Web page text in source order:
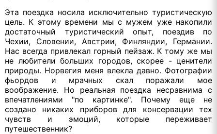
Эта поездка носила исключительно туристическую
цель. К этому времени мы с мужем уже накопили
достаточный туристический опыт, поездив по
Чехии, Словении, Австрии, Финляндии, Германии.
Нас всегда привлекал горный пейзаж. К тому же мы
не любители больших городов, скорее - ценители
природы. Норвегия меня влекла давно. Фотографии
фьордов и мрачных скал поражали мое
воображение. Но реальная поездка несравнима с
впечатлениями "по картинке". Почему еще не
создано никаких приборов для консервации тех
чувств и эмоций, которые переживает
путешественник?